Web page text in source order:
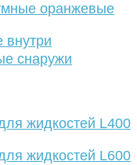
оранжевые
внутри
снаружи
жидкостей L400
жидкостей L600